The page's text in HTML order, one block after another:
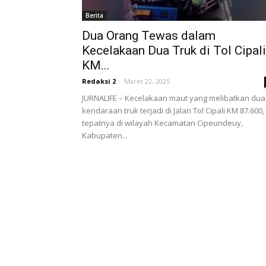
Berita
Dua Orang Tewas dalam
Kecelakaan Dua Truk di Tol Cipali
KM...
Redaksi 2 - Maret 22, 2025
JURNALIFE – Kecelakaan maut yang melibatkan dua
kendaraan truk terjadi di Jalan Tol Cipali KM 87.600,
tepatnya di wilayah Kecamatan Cipeundeuy,
Kabupaten...